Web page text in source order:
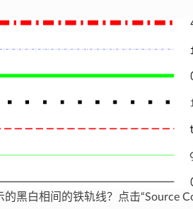
黑白相间的铁轨线？点击“Source